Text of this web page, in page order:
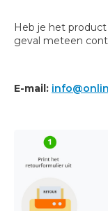
Heb je het
geval meteen
E-mail: